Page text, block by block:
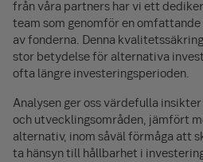
från våra partners har vi ett
team som genomför en omfattande
av fonderna. Denna
stor betydelse för alternativa
ofta längre investeringsperioden.
Analysen ger oss värdefulla
och utvecklingsområden, jämfört
alternativ, inom såväl förmåga att
ta hänsyn till hållbarhet i